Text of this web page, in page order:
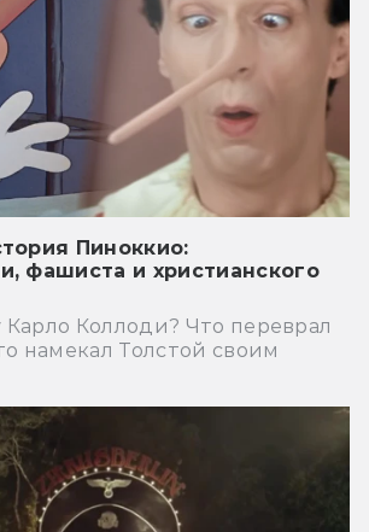
Пиноккио:
фашиста и христианского
Карло Коллоди? Что переврал
намекал Толстой своим